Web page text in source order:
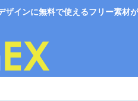
ザインに無料で使えるフリー素材